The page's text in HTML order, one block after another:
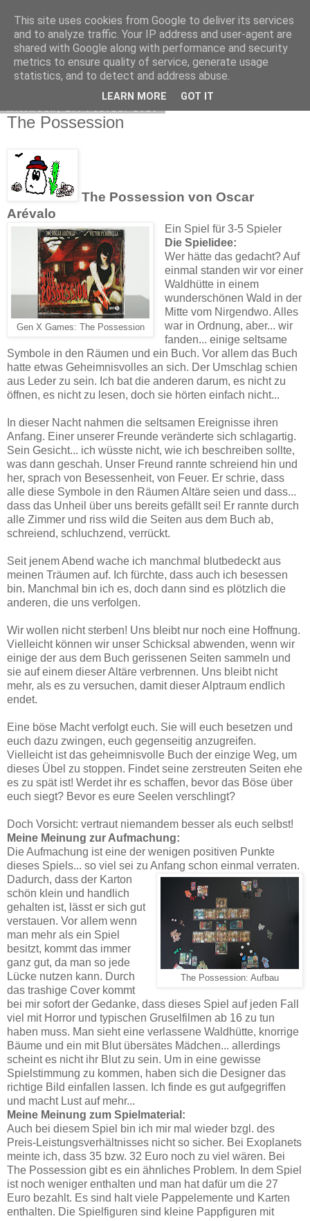
Sue's Spielehafen
The Possession
The Possession von Oscar
Arévalo
Gen X Games: The Possession
Ein Spiel für 3-5 Spieler
Die Spielidee:
Wer hätte das gedacht? Auf
einmal standen wir vor einer
Waldhütte in einem
wunderschönen Wald in der
Mitte vom Nirgendwo. Alles
war in Ordnung, aber... wir
fanden... einige seltsame
Symbole in den Räumen und ein Buch. Vor allem das Buch
hatte etwas Geheimnisvolles an sich. Der Umschlag schien
aus Leder zu sein. Ich bat die anderen darum, es nicht zu
öffnen, es nicht zu lesen, doch sie hörten einfach nicht...
In dieser Nacht nahmen die seltsamen Ereignisse ihren
Anfang. Einer unserer Freunde veränderte sich schlagartig.
Sein Gesicht... ich wüsste nicht, wie ich beschreiben sollte,
was dann geschah. Unser Freund rannte schreiend hin und
her, sprach von Besessenheit, von Feuer. Er schrie, dass
alle diese Symbole in den Räumen Altäre seien und dass...
dass das Unheil über uns bereits gefällt sei! Er rannte durch
alle Zimmer und riss wild die Seiten aus dem Buch ab,
schreiend, schluchzend, verrückt.
Seit jenem Abend wache ich manchmal blutbedeckt aus
meinen Träumen auf. Ich fürchte, dass auch ich besessen
bin. Manchmal bin ich es, doch dann sind es plötzlich die
anderen, die uns verfolgen.
Wir wollen nicht sterben! Uns bleibt nur noch eine Hoffnung.
Vielleicht können wir unser Schicksal abwenden, wenn wir
einige der aus dem Buch gerissenen Seiten sammeln und
sie auf einem dieser Altäre verbrennen. Uns bleibt nicht
mehr, als es zu versuchen, damit dieser Alptraum endlich
endet.
Eine böse Macht verfolgt euch. Sie will euch besetzen und
euch dazu zwingen, euch gegenseitig anzugreifen.
Vielleicht ist das geheimnisvolle Buch der einzige Weg, um
dieses Übel zu stoppen. Findet seine zerstreuten Seiten ehe
es zu spät ist! Werdet ihr es schaffen, bevor das Böse über
euch siegt? Bevor es eure Seelen verschlingt?
Doch Vorsicht: vertraut niemandem besser als euch selbst!
Meine Meinung zur Aufmachung:
Die Aufmachung ist eine der wenigen positiven Punkte
dieses Spiels... so viel sei zu Anfang schon einmal verraten.
The Possession: Aufbau
Dadurch, dass der Karton
schön klein und handlich
gehalten ist, lässt er sich gut
verstauen. Vor allem wenn
man mehr als ein Spiel
besitzt, kommt das immer
ganz gut, da man so jede
Lücke nutzen kann. Durch
das trashige Cover kommt
bei mir sofort der Gedanke, dass dieses Spiel auf jeden Fall
viel mit Horror und typischen Gruselfilmen ab 16 zu tun
haben muss. Man sieht eine verlassene Waldhütte, knorrige
Bäume und ein mit Blut übersätes Mädchen... allerdings
scheint es nicht ihr Blut zu sein. Um in eine gewisse
Spielstimmung zu kommen, haben sich die Designer das
richtige Bild einfallen lassen. Ich finde es gut aufgegriffen
und macht Lust auf mehr...
Meine Meinung zum Spielmaterial:
Auch bei diesem Spiel bin ich mir mal wieder bzgl. des
Preis-Leistungsverhältnisses nicht so sicher. Bei Exoplanets
meinte ich, dass 35 bzw. 32 Euro noch zu viel wären. Bei
The Possession gibt es ein ähnliches Problem. In dem Spiel
ist noch weniger enthalten und man hat dafür um die 27
Euro bezahlt. Es sind halt viele Pappelemente und Karten
enthalten. Die Spielfiguren sind kleine Pappfiguren mit
This site uses cookies from Google to deliver its services
and to analyze traffic. Your IP address and user-agent are
shared with Google along with performance and security
metrics to ensure quality of service, generate usage
statistics, and to detect and address abuse.
LEARN MORE GOT IT